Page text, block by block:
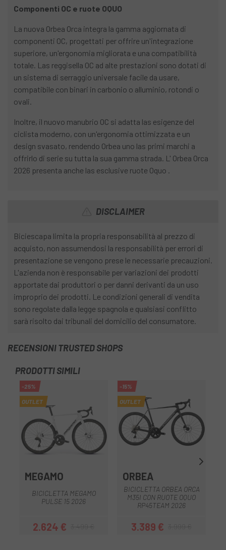
Componenti OC e ruote OQUO
La nuova Orbea Orca integra la gamma aggiornata di
componenti OC, progettati per offrire un'integrazione
superiore, un'ergonomia migliorata e una compatibilità
totale. Las reggisella OC ad alte prestazioni sono dotati di
un sistema di serraggio universale facile da usare,
compatibile con binari in carbonio o alluminio, rotondi o
ovali.
Inoltre, il nuovo manubrio OC si adatta las esigenze del
ciclista moderno, con un'ergonomia ottimizzata e un
design svasato, rendendo Orbea uno las primi marchi a
offrirlo di serie su tutta la sua gamma strada. L' Orbea Orca
2026 presenta anche las esclusive ruote Oquo .
DISCLAIMER
Biciescapa limita la propria responsabilità al prezzo di
acquisto, non assumendosi la responsabilità per errori di
presentazione se vengono prese le necessarie precauzioni.
L'azienda non è responsabile per variazioni dei prodotti
apportate dai produttori o per danni derivanti da un uso
improprio dei prodotti. Le condizioni generali di vendita
sono regolate dalla legge spagnola e qualsiasi conflitto
sarà risolto dai tribunali del domicilio del consumatore.
RECENSIONI TRUSTED SHOPS
PRODOTTI SIMILI
-25%
OUTLET
MEGAMO
BICICLETTA MEGAMO
PULSE 15 2026
Prezzo
2.624 €Prezzo base
-15%
OUTLET
ORBEA
BICICLETTA ORBEA ORCA
M35I CON RUOTE OQUO
RP45TEAM 2026
Prezzo
3.389 €Prezzo base